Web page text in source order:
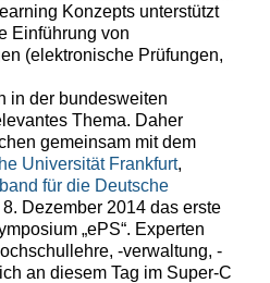
Konzepts unterstützt
Einführung von
(elektronische Prüfungen,
in der bundesweiten
Thema. Daher
gemeinsam mit dem
Universität Frankfurt,
für die Deutsche
Dezember 2014 das erste
„ePS“. Experten
-verwaltung, -
an diesem Tag im Super-C